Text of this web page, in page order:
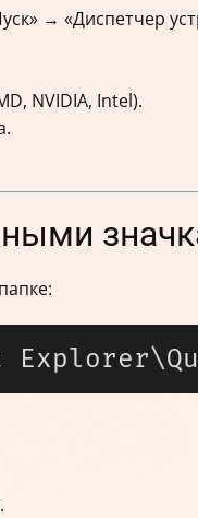
→ «Диспетчер
NVIDIA, Intel).